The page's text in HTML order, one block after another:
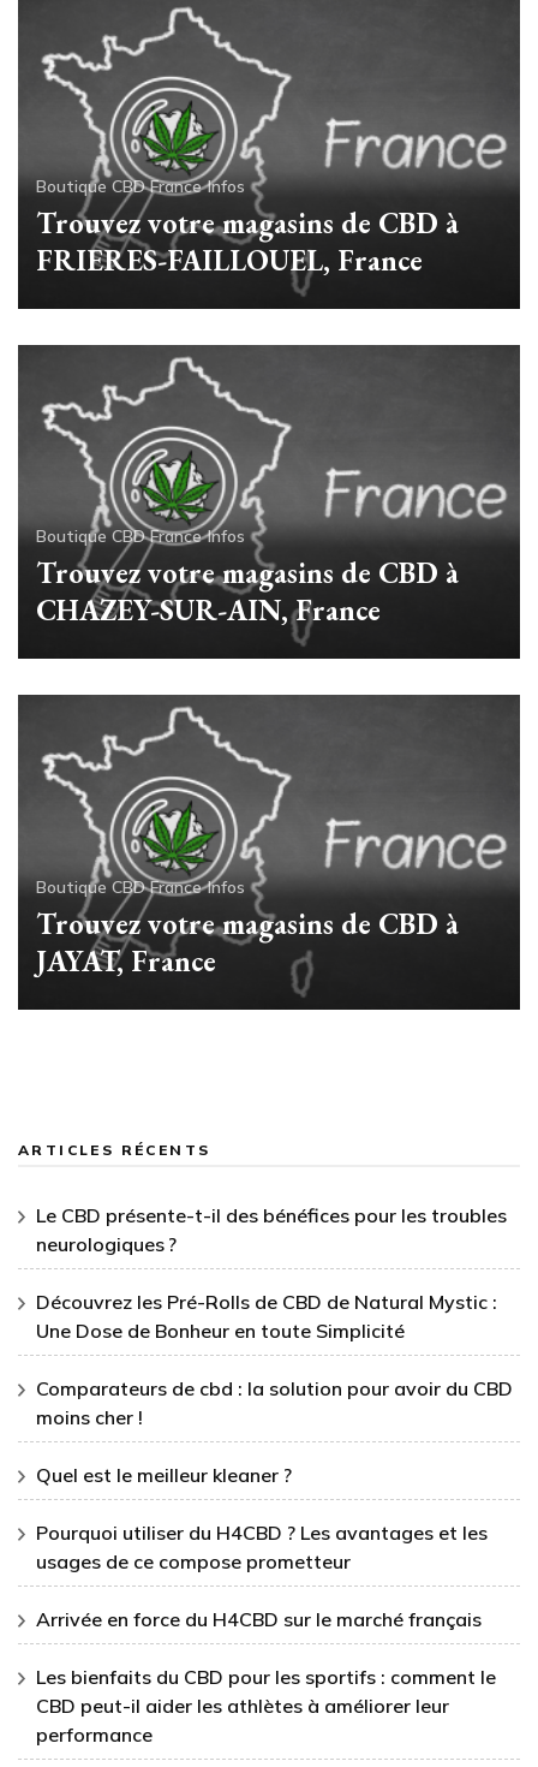
Boutique CBD France Infos
Trouvez votre magasins de CBD à
FRIERES-FAILLOUEL, France
Boutique CBD France Infos
Trouvez votre magasins de CBD à
CHAZEY-SUR-AIN, France
Boutique CBD France Infos
Trouvez votre magasins de CBD à
JAYAT, France
ARTICLES RÉCENTS
Le CBD présente-t-il des bénéfices pour les troubles
neurologiques ?
Découvrez les Pré-Rolls de CBD de Natural Mystic :
Une Dose de Bonheur en toute Simplicité
Comparateurs de cbd : la solution pour avoir du CBD
moins cher !
Quel est le meilleur kleaner ?
Pourquoi utiliser du H4CBD ? Les avantages et les
usages de ce compose prometteur
Arrivée en force du H4CBD sur le marché français
Les bienfaits du CBD pour les sportifs : comment le
CBD peut-il aider les athlètes à améliorer leur
performance